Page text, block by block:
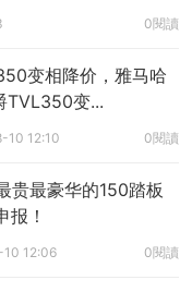
0閱讀
变相降价，雅马哈
TVL350变...
10 12:10 0閱讀
贵最豪华的150踏板
报！
12:06 0閱讀